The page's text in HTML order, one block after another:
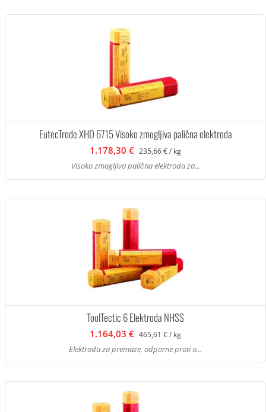
EutecTrode XHD 6715 Visoko zmogljiva palična elektroda
1.178,30 € 235,66 € / kg
Visoko zmogljiva palična elektroda za...
ToolTectic 6 Elektroda NHSS
1.164,03 € 465,61 € / kg
Elektroda za premaze, odporne proti o...